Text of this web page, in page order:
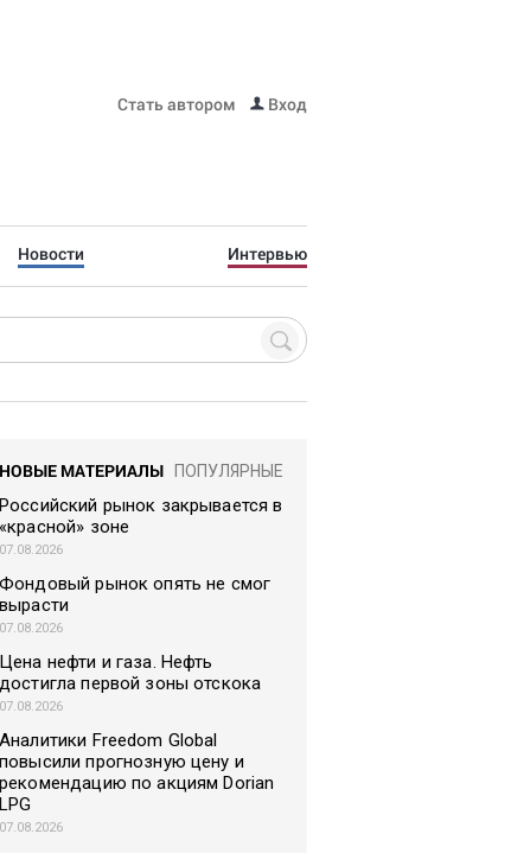
Стать автором Вход
Новости Интервью
НОВЫЕ МАТЕРИАЛЫ ПОПУЛЯРНЫЕ
Российский рынок закрывается в
«красной» зоне
07.08.2026
Фондовый рынок опять не смог
вырасти
07.08.2026
Цена нефти и газа. Нефть
достигла первой зоны отскока
07.08.2026
Аналитики Freedom Global
повысили прогнозную цену и
рекомендацию по акциям Dorian
LPG
07.08.2026